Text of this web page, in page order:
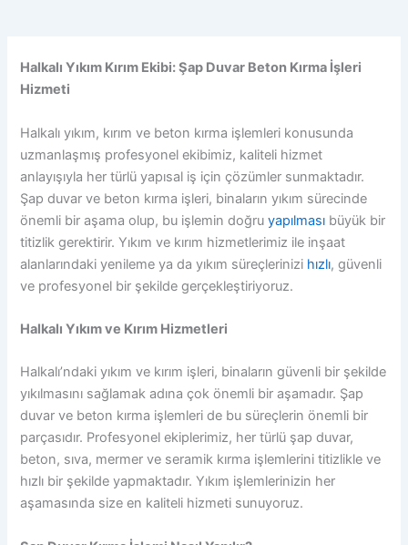
Halkalı Yıkım Kırım Ekibi: Şap Duvar Beton Kırma İşleri
Hizmeti
Halkalı yıkım, kırım ve beton kırma işlemleri konusunda
uzmanlaşmış profesyonel ekibimiz, kaliteli hizmet
anlayışıyla her türlü yapısal iş için çözümler sunmaktadır.
Şap duvar ve beton kırma işleri, binaların yıkım sürecinde
önemli bir aşama olup, bu işlemin doğruyapılması büyük bir
titizlik gerektirir. Yıkım ve kırım hizmetlerimiz ile inşaat
alanlarındaki yenileme ya da yıkım süreçlerinizi hızlı, güvenli
ve profesyonel bir şekilde gerçekleştiriyoruz.
Halkalı Yıkım ve Kırım Hizmetleri
Halkalı’ndaki yıkım ve kırım işleri, binaların güvenli bir şekilde
yıkılmasını sağlamak adına çok önemli bir aşamadır. Şap
duvar ve beton kırma işlemleri de bu süreçlerin önemli bir
parçasıdır. Profesyonel ekiplerimiz, her türlü şap duvar,
beton, sıva, mermer ve seramik kırma işlemlerini titizlikle ve
hızlı bir şekilde yapmaktadır. Yıkım işlemlerinizin her
aşamasında size en kaliteli hizmeti sunuyoruz.